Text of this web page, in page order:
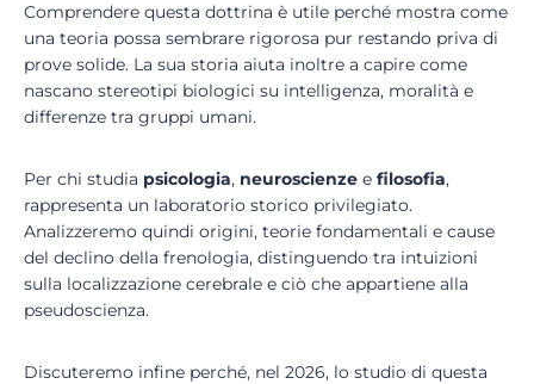
Comprendere questa dottrina è utile perché mostra come
una teoria possa sembrare rigorosa pur restando priva di
prove solide. La sua storia aiuta inoltre a capire come
nascano stereotipi biologici su intelligenza, moralità e
differenze tra gruppi umani.
Per chi studia psicologia, neuroscienze e filosofia,
rappresenta un laboratorio storico privilegiato.
Analizzeremo quindi origini, teorie fondamentali e cause
del declino della frenologia, distinguendo tra intuizioni
sulla localizzazione cerebrale e ciò che appartiene alla
pseudoscienza.
Discuteremo infine perché, nel 2026, lo studio di questa